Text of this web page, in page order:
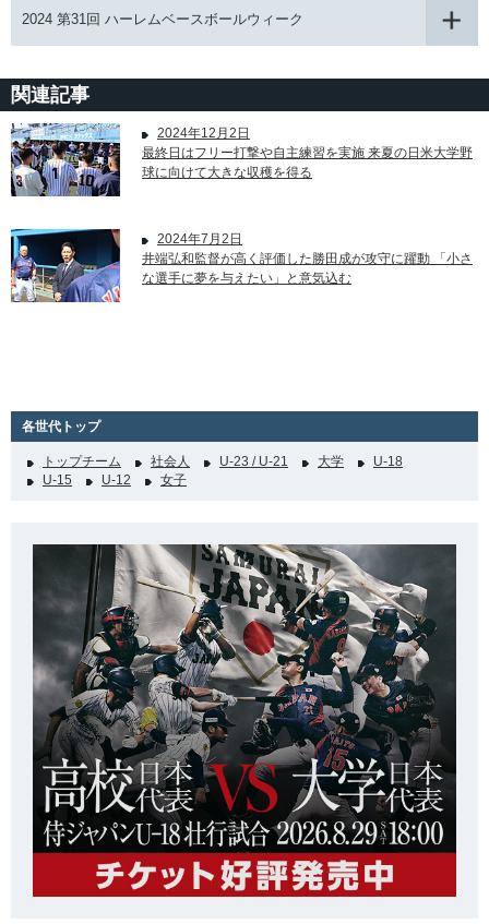
2024 第31回 ハーレムベースボールウィーク
関連記事
2024年12月2日
最終日はフリー打撃や自主練習を実施 来夏の日米大学野
球に向けて大きな収穫を得る
2024年7月2日
井端弘和監督が高く評価した勝田成が攻守に躍動 「小さ
な選手に夢を与えたい」と意気込む
各世代トップ
トップチーム 社会人 U-23 / U-21 大学
U-18
U-15
U-12 女子